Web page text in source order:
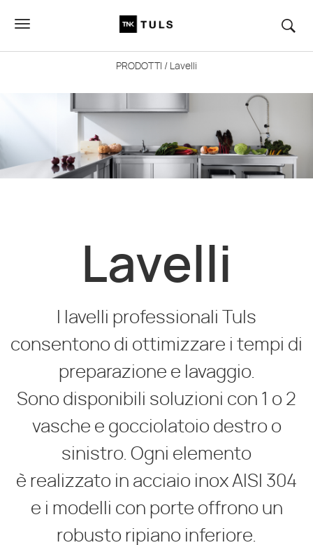
PRODOTTI / Lavelli
Lavelli
I lavelli professionali Tuls
consentono di ottimizzare i tempi di
preparazione e lavaggio.
Sono disponibili soluzioni con 1 o 2
vasche e gocciolatoio destro o
sinistro. Ogni elemento
è realizzato in acciaio inox AISI 304
e i modelli con porte offrono un
robusto ripiano inferiore.